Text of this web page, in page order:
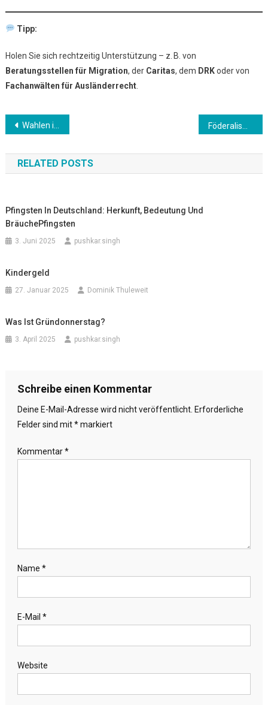
Tipp:
Holen Sie sich rechtzeitig Unterstützung – z. B. von
Beratungsstellen für Migration, der Caritas, dem DRKoder von
Fachanwälten für Ausländerrecht.
Beitrags-
Navigation
Wahlen in Deutschland: Wer darf was wählen – und wann?
RELATED POSTS
Pfingsten In Deutschland: Herkunft, Bedeutung Und
BräuchePfingsten
3. Juni 2025 pushkar.singh
Kindergeld
27. Januar 2025 Dominik Thuleweit
Was Ist Gründonnerstag?
3. April 2025 pushkar.singh
Schreibe einen Kommentar
Deine E-Mail-Adresse wird nicht veröffentlicht. Erforderliche
Felder sind mit*markiert
Kommentar*
Name *
E-Mail *
Website